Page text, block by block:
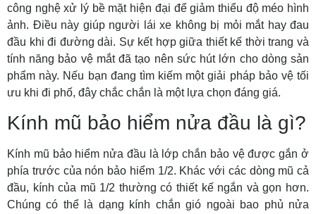
công nghệ xử lý bề mặt hiện đại để giảm thiểu độ méo hình
ảnh. Điều này giúp người lái xe không bị mỏi mắt hay đau
đầu khi đi đường dài. Sự kết hợp giữa thiết kế thời trang và
tính năng bảo vệ mắt đã tạo nên sức hút lớn cho dòng sản
phẩm này. Nếu bạn đang tìm kiếm một giải pháp bảo vệ tối
ưu khi đi phố, đây chắc chắn là một lựa chọn đáng giá.
Kính mũ bảo hiểm nửa đầu là gì?
Kính mũ bảo hiểm nửa đầu là lớp chắn bảo vệ được gắn ở
phía trước của nón bảo hiểm 1/2. Khác với các dòng mũ cả
đầu, kính của mũ 1/2 thường có thiết kế ngắn và gọn hơn.
Chúng có thể là dạng kính chắn gió ngoài bao phủ nửa